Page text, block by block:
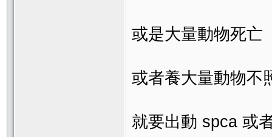
或是大量動物死亡
或者養大量動物不
就要出動 spca 或